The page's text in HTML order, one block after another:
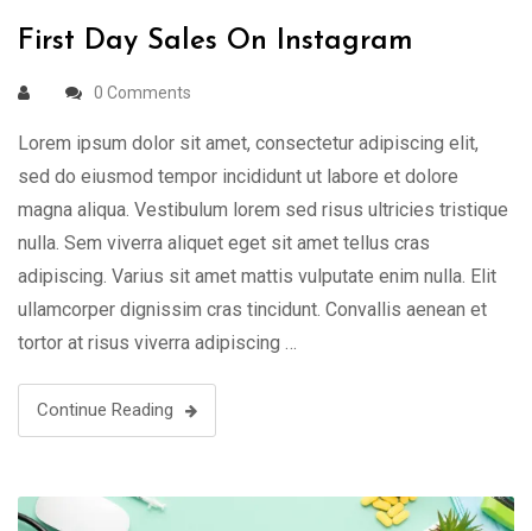
First Day Sales On Instagram
0 Comments
Lorem ipsum dolor sit amet, consectetur adipiscing elit,
sed do eiusmod tempor incididunt ut labore et dolore
magna aliqua. Vestibulum lorem sed risus ultricies tristique
nulla. Sem viverra aliquet eget sit amet tellus cras
adipiscing. Varius sit amet mattis vulputate enim nulla. Elit
ullamcorper dignissim cras tincidunt. Convallis aenean et
tortor at risus viverra adipiscing …
Continue Reading